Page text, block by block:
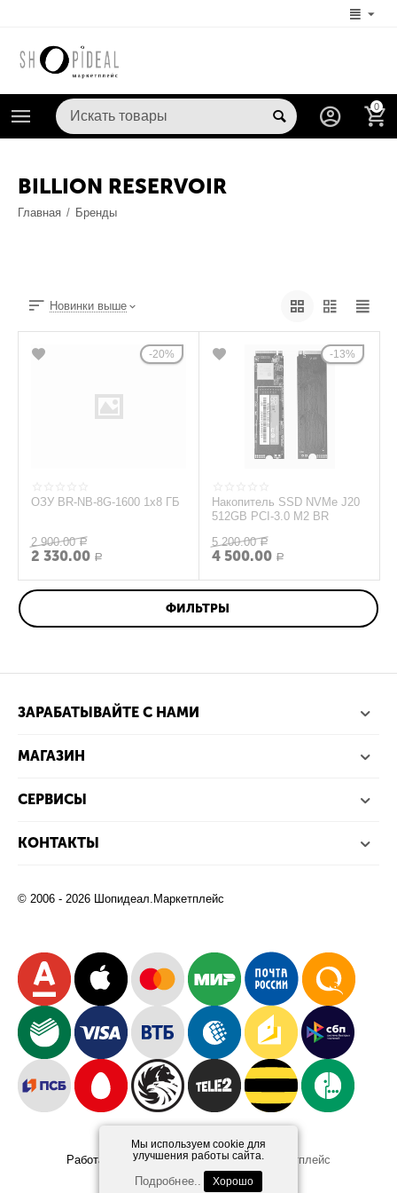
Мы используем cookie для
улучшения работы сайта.
Подробнее.. Хорошо
0
BILLION RESERVOIR
Главная / Бренды
Новинки выше
20%
ОЗУ BR-NB-8G-1600 1x8 ГБ
2 900.00 Р
2 330.00 Р
13%
Накопитель SSD NVMe J20
512GB PCI-3.0 M2 BR
5 200.00 Р
4 500.00 Р
ФИЛЬТРЫ
ЗАРАБАТЫВАЙТЕ С НАМИ
МАГАЗИН
СЕРВИСЫ
КОНТАКТЫ
© 2006 - 2026 Шопидеал.Маркетплейс
Работает на платформеШопидеал.Маркетплейс
Design and DevelopmentAfsun